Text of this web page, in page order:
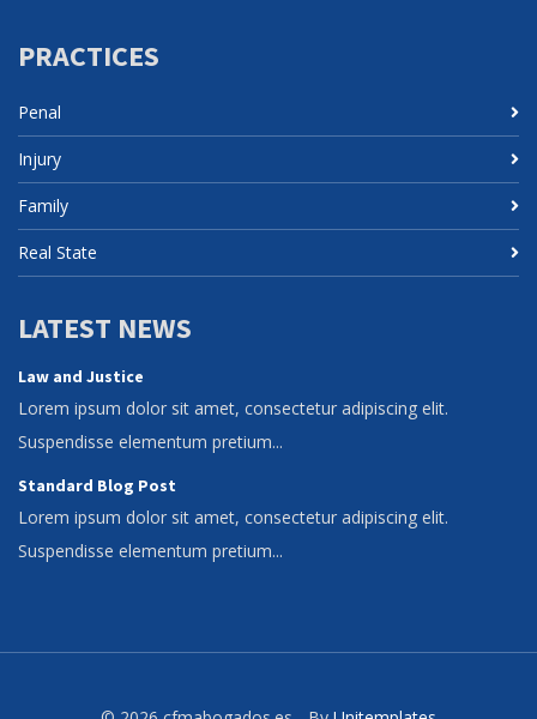
PRACTICES
Penal
Injury
Family
Real State
LATEST NEWS
Law and Justice
Lorem ipsum dolor sit amet, consectetur adipiscing elit.
Suspendisse elementum pretium...
Standard Blog Post
Lorem ipsum dolor sit amet, consectetur adipiscing elit.
Suspendisse elementum pretium...